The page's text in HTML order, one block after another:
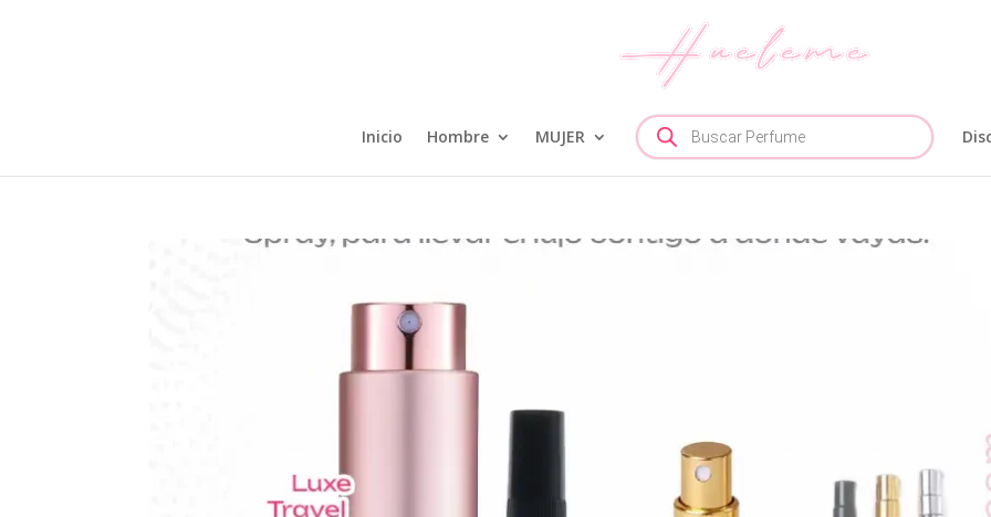
Inicio Hombre MUJER
Búsqueda
de
productos